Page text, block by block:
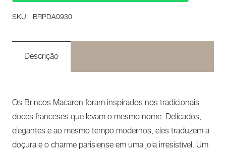
SKU: BRPDA0930
Descrição
Os Brincos Macaron foram inspirados nos tradicionais
doces franceses que levam o mesmo nome. Delicados,
elegantes e ao mesmo tempo modernos, eles traduzem a
doçura e o charme parisiense em uma joia irresistível. Um